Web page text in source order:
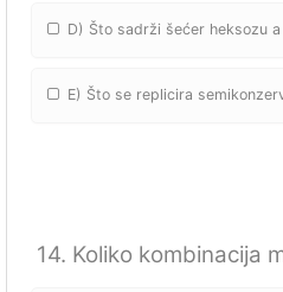
D) Što sadrži šećer heksozu
E) Što se replicira
14. Koliko kombinacija